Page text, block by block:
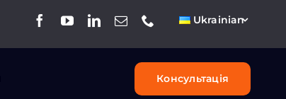
Ukrainian
Консультація